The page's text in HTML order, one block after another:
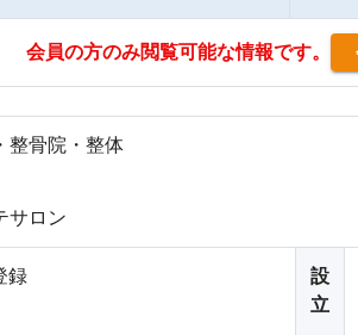
会員の方のみ閲覧可能な情報です。
骨院・整体
サロン
録
設
立